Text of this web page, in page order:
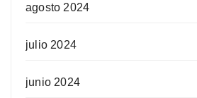
agosto 2024
julio 2024
junio 2024